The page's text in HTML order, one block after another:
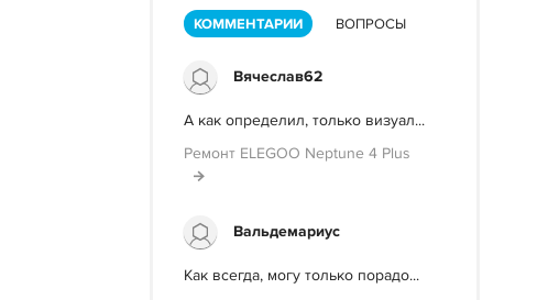
КОММЕНТАРИИ ВОПРОСЫ
Вячеслав62
А как определил, только визуал...
Ремонт ELEGOO Neptune 4 Plus
Вальдемариус
Как всегда, могу только порадо...